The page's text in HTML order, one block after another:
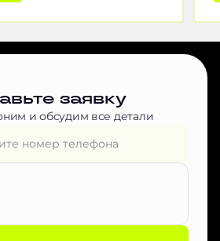
заявку
и обсудим все детали